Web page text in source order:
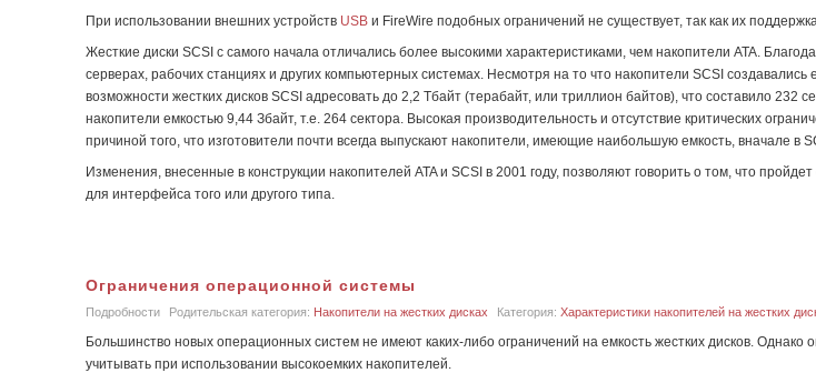
При использовании внешних устройств USB и FireWire подобных ограничений не существует, так как их
Жесткие диски SCSI с самого начала отличались более высокими характеристиками, чем накопители ATA.
серверах, рабочих станциях и других компьютерных системах. Несмотря на то что накопители SCSI
возможности жестких дисков SCSI адресовать до 2,2 Тбайт (терабайт, или триллион байтов), что составило
накопители емкостью 9,44 Збайт, т.е. 264 сектора. Высокая производительность и отсутствие критических
причиной того, что изготовители почти всегда выпускают накопители, имеющие наибольшую емкость, вначале в
Изменения, внесенные в конструкции накопителей ATA и SCSI в 2001 году, позволяют говорить о том, что
для интерфейса того или другого типа.
Ограничения операционной системы
Подробности Родительская категория: Накопители на жестких дисках Категория: Характеристики накопителей на жестких
Большинство новых операционных систем не имеют каких-либо ограничений на емкость жестких дисков.
учитывать при использовании высокоемких накопителей.